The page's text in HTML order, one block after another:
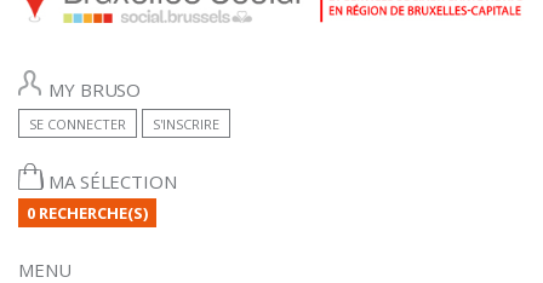
MY BRUSO
SE CONNECTER S'INSCRIRE
MA SÉLECTION
0 RECHERCHE(S)
MENU